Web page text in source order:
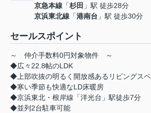
京急本線 「杉田 」駅 徒歩28分
京浜東北線 「港南台 」駅 徒歩30分
セールスポイント
～ 仲介手数料0円対象物件 ～
◆広々22.8帖のLDK
◆上部吹抜の明るく開放感あるリビングス
◆寒い季節も快適なLD床暖房
◆京浜東北・根岸線「洋光台」駅徒歩7分
◆並列2台駐車可能